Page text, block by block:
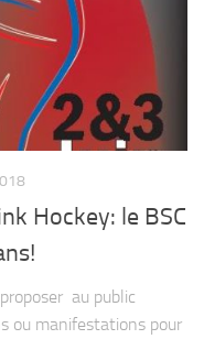
Hockey: le BSC
au public
ou manifestations pour